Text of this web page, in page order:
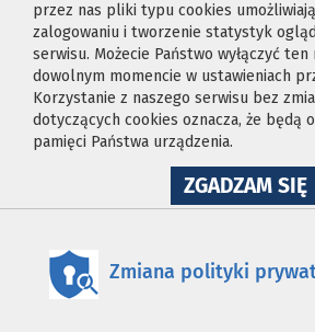
przez nas pliki typu cookies
zalogowaniu i tworzenie statystyk
serwisu. Możecie Państwo wyłączyć ten
dowolnym momencie w ustawieniach
Korzystanie z naszego serwisu bez
dotyczących cookies oznacza, że będą
pamięci Państwa urządzenia.
ZGADZAM SIĘ
Zmiana polityki